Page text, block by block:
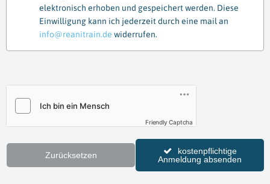
elektronisch erhoben und gespeichert werden. Diese
Einwilligung kann ich jederzeit durch eine mail an
info@reanitrain.de widerrufen.
Friendly Captcha
Zurücksetzen
kostenpflichtige
Anmeldung absenden